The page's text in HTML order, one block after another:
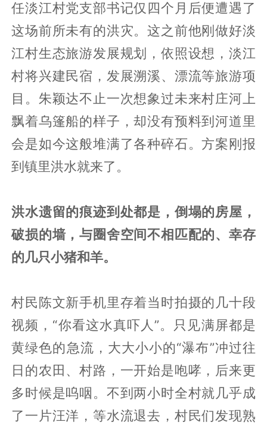
任淡江村党支部书记仅四个月后便遭遇了
这场前所未有的洪灾。这之前他刚做好淡
江村生态旅游发展规划，依照设想，淡江
村将兴建民宿，发展溯溪、漂流等旅游项
目。朱颖达不止一次想象过未来村庄河上
飘着乌篷船的样子，却没有预料到河道里
会是如今这般堆满了各种碎石。方案刚报
到镇里洪水就来了。
洪水遗留的痕迹到处都是，倒塌的房屋，
破损的墙，与圈舍空间不相匹配的、幸存
的几只小猪和羊。
村民陈文新手机里存着当时拍摄的几十段
视频，“你看这水真吓人”。只见满屏都是
黄绿色的急流，大大小小的“瀑布”冲过往
日的农田、村路，一开始是咆哮，后来更
多时候是呜咽。不到两小时全村就几乎成
了一片汪洋，等水流退去，村民们发现熟